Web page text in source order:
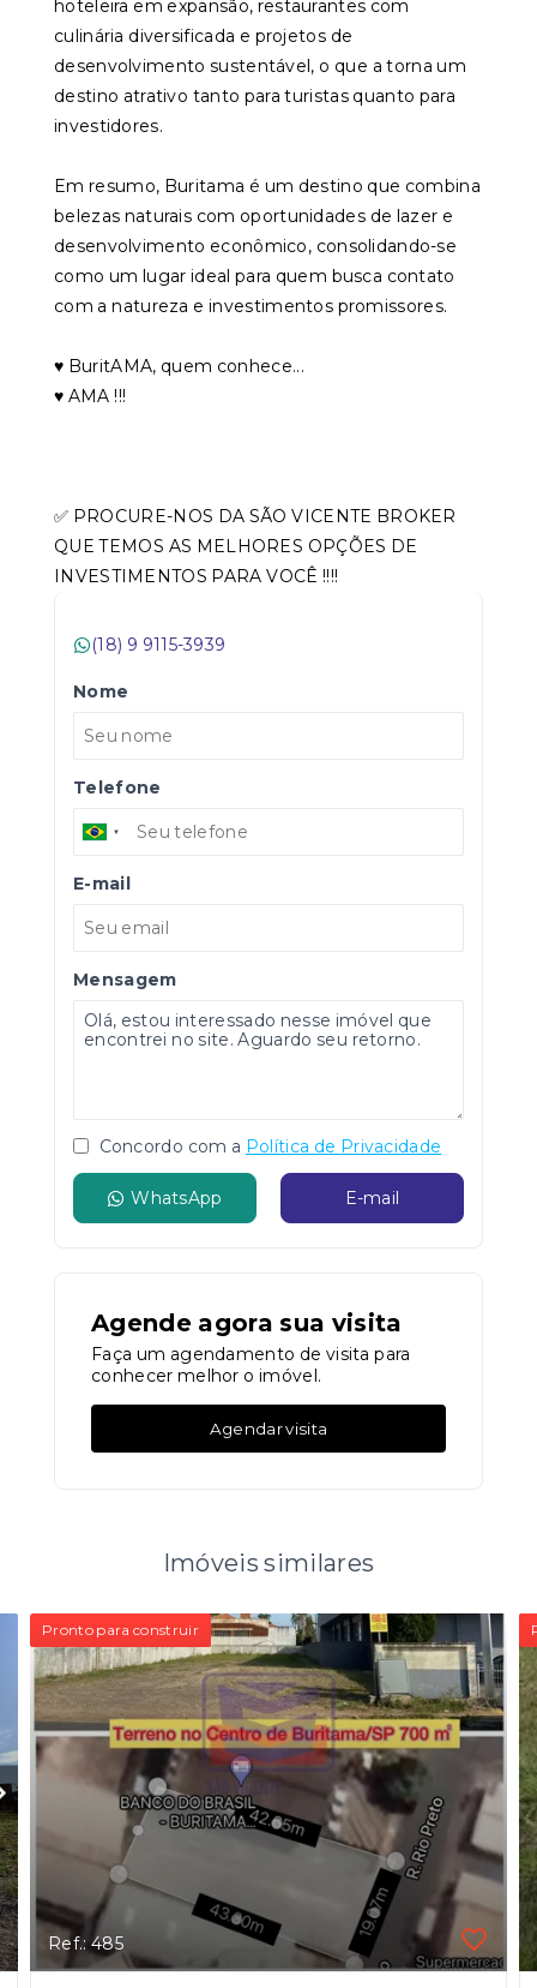
hoteleira em expansão, restaurantes com
culinária diversificada e projetos de
desenvolvimento sustentável, o que a torna um
destino atrativo tanto para turistas quanto para
investidores.
Em resumo, Buritama é um destino que combina
belezas naturais com oportunidades de lazer e
desenvolvimento econômico, consolidando-se
como um lugar ideal para quem busca contato
com a natureza e investimentos promissores.
♥️ BuritAMA, quem conhece...
♥️ AMA !!!
✅ PROCURE-NOS DA SÃO VICENTE BROKER
QUE TEMOS AS MELHORES OPÇÕES DE
INVESTIMENTOS PARA VOCÊ !!!!
(18) 9 9115-3939
Nome
Telefone
E-mail
Mensagem
Concordo com a Política de Privacidade
WhatsApp E-mail
Agende agora sua visita
Faça um agendamento de visita para
conhecer melhor o imóvel.
Agendar visita
Imóveis similares
Pronto para construir
Ref.: 485